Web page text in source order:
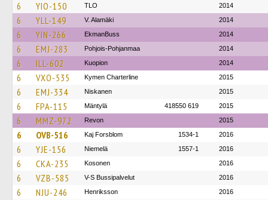
6 YIO-150 TLO 2014
6 YLL-149 V. Alamäki 2014
6 YIN-266 EkmanBuss 2014
6 EMJ-283 Pohjois-Pohjanmaa 2014
6 ILL-602 Kuopion 2014
6 VXO-535 Kymen Charterline 2015
6 EMJ-334 Niskanen 2015
6 FPA-115 Mäntylä 418550 619 2015
6 MMZ-972 Revon 2015
6 OVB-516 Kaj Forsblom 1534-1 2016
6 YJE-156 Niemelä 1557-1 2016
6 CKA-235 Kosonen 2016
6 VZB-585 V-S Bussipalvelut 2016
6 NJU-246 Henriksson 2016